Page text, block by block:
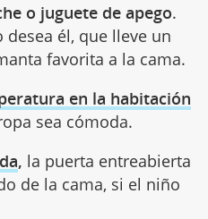
o juguete de apego.
él, que lleve un
favorita a la cama.
en la habitación
sea cómoda.
, la puerta entreabierta
de la cama, si el niño